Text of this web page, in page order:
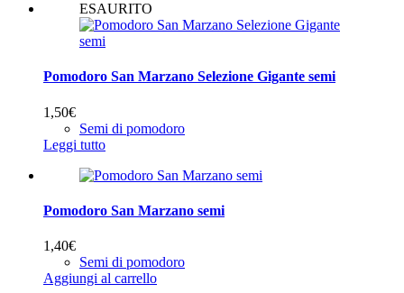
ESAURITO
Pomodoro San Marzano Selezione Gigante semi
1,50€
Semi di pomodoro
Leggi tutto
Pomodoro San Marzano semi
1,40€
Semi di pomodoro
Aggiungi al carrello